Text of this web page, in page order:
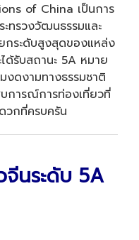
of China เป็นการ
ทรวงวัฒนธรรมและ
กระดับสูงสุดของแหล่ง
ได้รับสถานะ 5A หมาย
งดงามทางธรรมชาติ
การณ์การท่องเที่ยวที่
วกที่ครบครัน
นระดับ 5A